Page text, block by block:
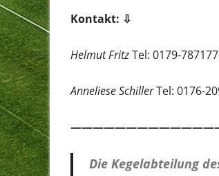
Kontakt: ⇩
Helmut FritzTel: 0179-
Anneliese SchillerTel: 0176-
Die Kegelabteilung